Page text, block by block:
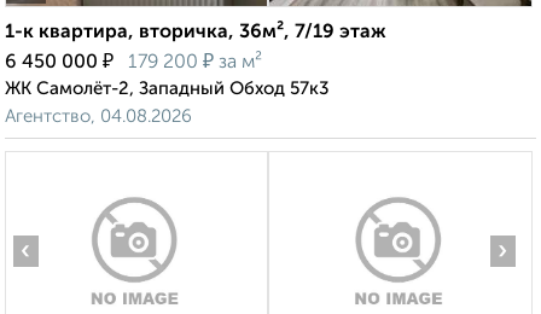
1-к квартира, вторичка, 36м², 7/19 этаж
6 450 000 ₽ 179 200 ₽ за м²
ЖК Самолёт-2, Западный Обход 57к3
Агентство, 04.08.2026
‹ ›